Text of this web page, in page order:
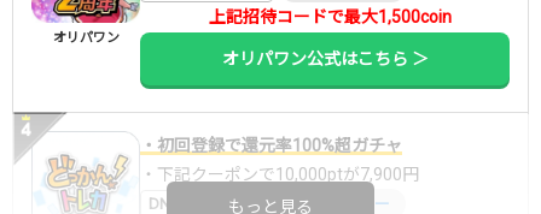
オリパワン
上記招待コードで最大1,500coin
オリパワン公式はこちら ＞
・初回登録で還元率100%超ガチャ
・下記クーポンで10,000ptが7,900円
DNGBIF4X コードコピー
もっと見る